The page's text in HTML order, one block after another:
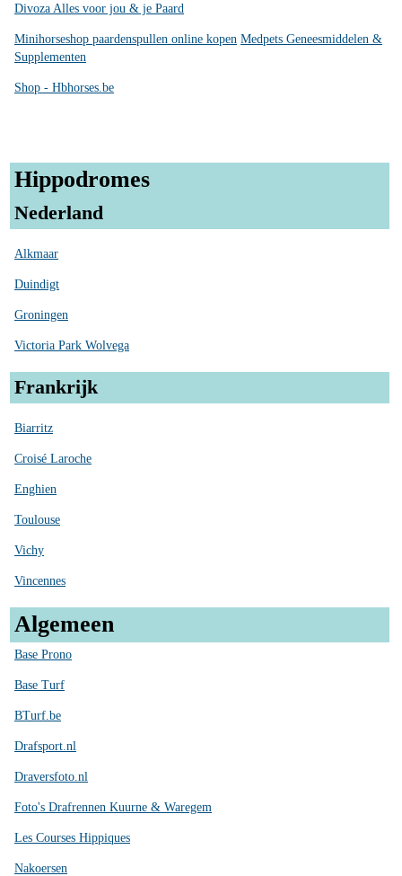
Divoza Alles voor jou & je Paard
Minihorseshop paardenspullen online kopen Medpets Geneesmiddelen &
Supplementen
Shop - Hbhorses.be
Hippodromes
Nederland
Alkmaar
Duindigt
Groningen
Victoria Park Wolvega
Frankrijk
Biarritz
Croisé Laroche
Enghien
Toulouse
Vichy
Vincennes
Algemeen
Base Prono
Base Turf
BTurf.be
Drafsport.nl
Draversfoto.nl
Foto's Drafrennen Kuurne & Waregem
Les Courses Hippiques
Nakoersen